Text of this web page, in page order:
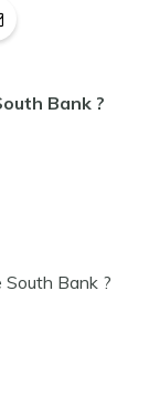
Bank ?
South Bank ?